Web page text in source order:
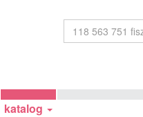
katalog